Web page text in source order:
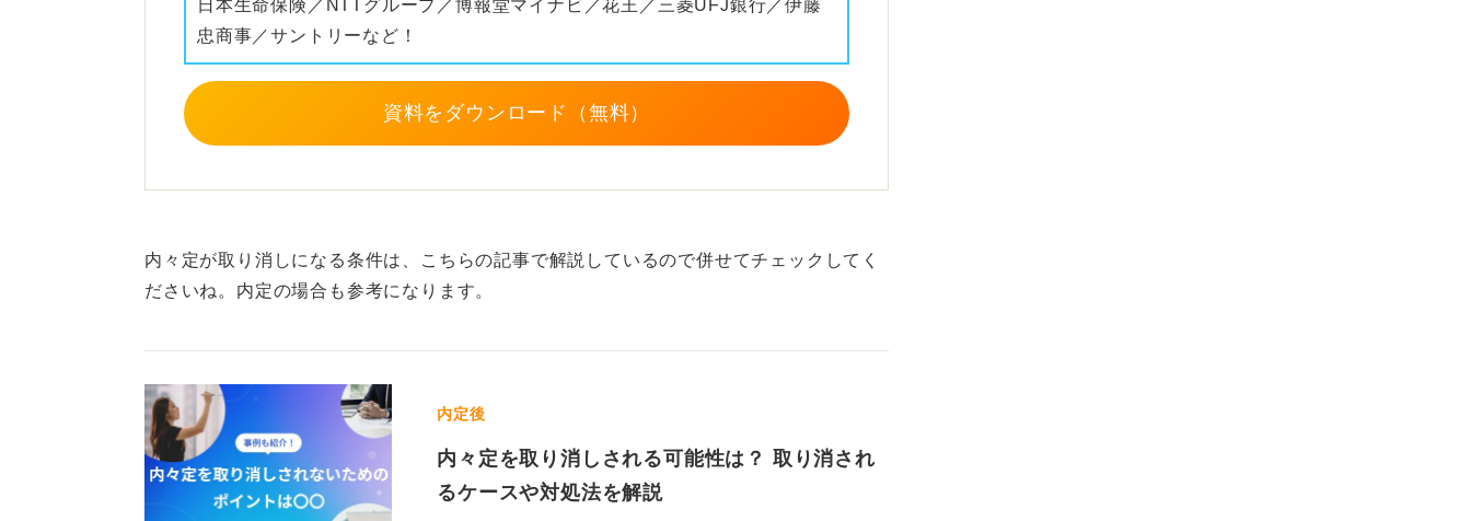
日本生命保険／NTTグループ／博報堂マイナビ／花王／三菱UFJ銀行／伊藤
忠商事／サントリーなど！
資料をダウンロード（無料）
内々定が取り消しになる条件は、こちらの記事で解説しているので併せてチェックしてく
ださいね。内定の場合も参考になります。
内定後
内々定を取り消しされる可能性は？ 取り消され
るケースや対処法を解説